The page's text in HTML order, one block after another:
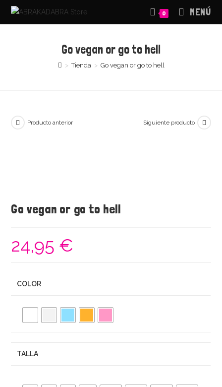
Saltar
0 MENÚ
Go vegan or go to hell
> Tienda > Go vegan or go to hell
Producto anterior Siguiente producto
Go vegan or go to hell
24,95 €
COLOR
TALLA